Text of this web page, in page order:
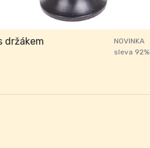
držákem
NOVINKA
sleva 92%